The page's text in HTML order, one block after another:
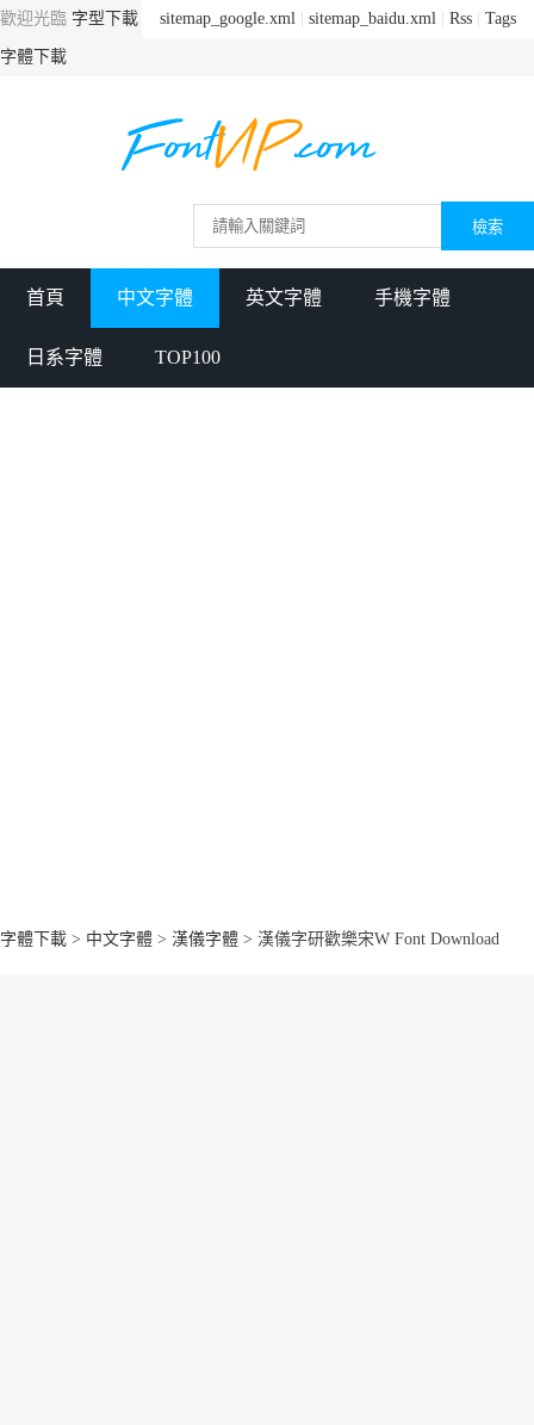
sitemap_google.xml sitemap_baidu.xml Rss Tags
歡迎光臨 字型下載
字體下載
首頁 中文字體 英文字體 手機字體
日系字體 TOP100
字體下載 > 中文字體 > 漢儀字體 > 漢儀字研歡樂宋W Font Download